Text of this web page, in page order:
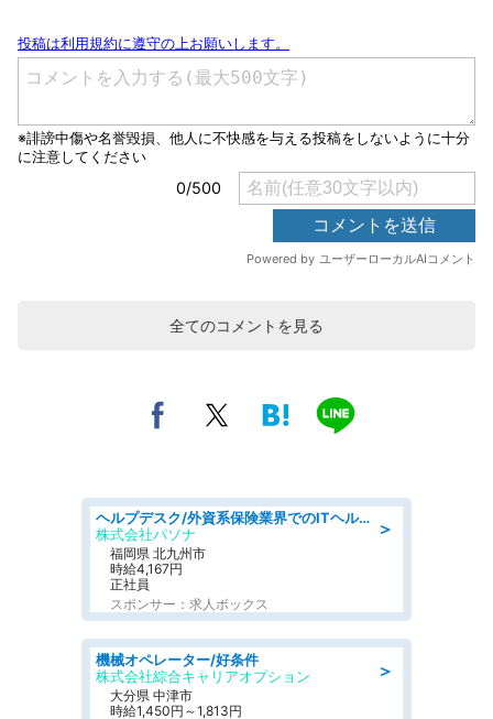
全てのコメントを見る
＞
ヘルプデスク/外資系保険業界でのITヘルプデスク業務/駅近/即日勤務可/ヘルプデスク
株式会社パソナ
福岡県 北九州市
時給4,167円
正社員
スポンサー：求人ボックス
＞
機械オペレーター/好条件
株式会社綜合キャリアオプション
大分県 中津市
時給1,450円～1,813円